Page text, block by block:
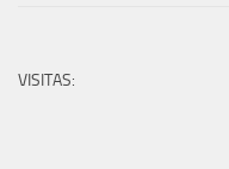
VISITAS: